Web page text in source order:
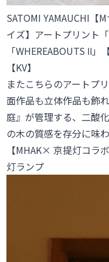
SATOMI YAMAUCHI【
イズ】アートプリント
「WHEREABOUTS Ⅱ」【
【KV】
またこちらのアートプ
面作品も立体作品も飾
庭』が管理する、二酸
の木の質感を存分に味
【MHAK× 京提灯コラ
灯ランプ